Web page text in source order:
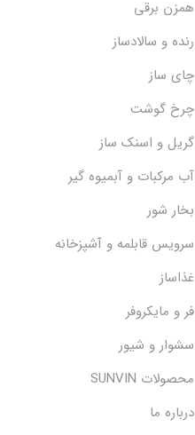
همزن برقی
رنده و سالادساز
چای ساز
چرخ گوشت
گریل و اسنک‌ ساز
آب مرکبات و آبمیوه گیر
بخار شور
سرویس قابلمه و آشپزخانه
غذاساز
فر و مایکروفر
سشوار و شیور
محصولات SUNVIN
درباره ما